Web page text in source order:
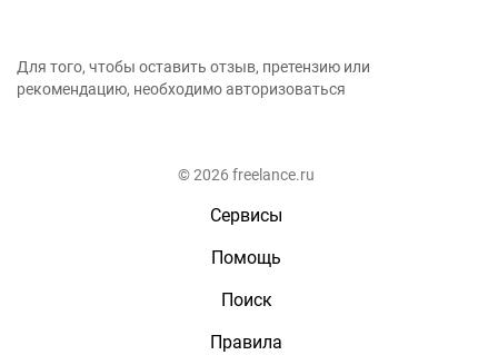
Для того, чтобы оставить отзыв, претензию или
рекомендацию, необходимо авторизоваться
© 2026 freelance.ru
Сервисы
Помощь
Поиск
Правила